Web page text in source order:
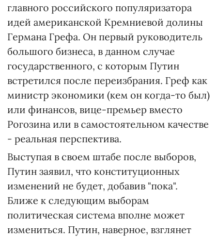
главного российского популяризатора
идей американской Кремниевой долины
Германа Грефа. Он первый руководитель
большого бизнеса, в данном случае
государственного, с которым Путин
встретился после переизбрания. Греф как
министр экономики (кем он когда-то был)
или финансов, вице-премьер вместо
Рогозина или в самостоятельном качестве
- реальная перспектива.
Выступая в своем штабе после выборов,
Путин заявил, что конституционных
изменений не будет, добавив "пока".
Ближе к следующим выборам
политическая система вполне может
измениться. Путин, наверное, взглянет